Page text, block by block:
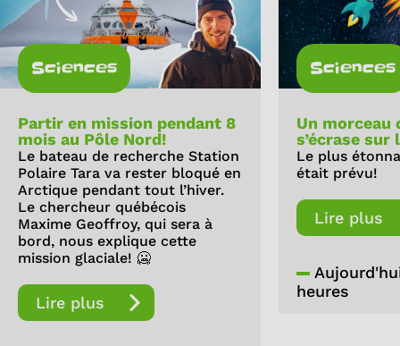
Sciences
Partir en mission pendant 8
mois au Pôle Nord!
Le bateau de recherche Station
Polaire Tara va rester bloqué en
Arctique pendant tout l’hiver.
Le chercheur québécois
Maxime Geoffroy, qui sera à
bord, nous explique cette
mission glaciale! 🥶
Lire plus
Sciences
Un morceau
s’écrase sur
Le plus
était prévu!
Lire plus
heures